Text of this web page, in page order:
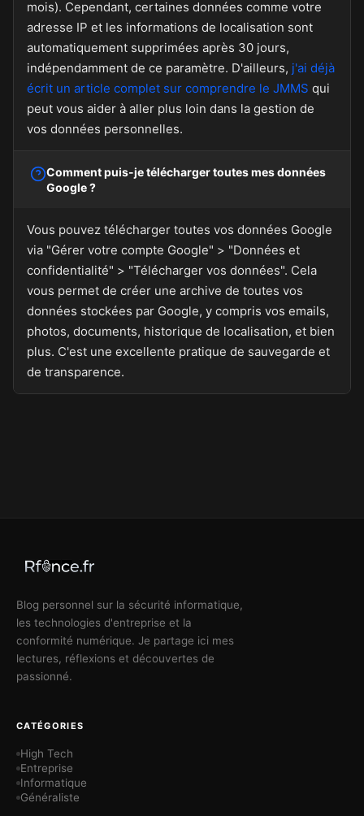
mois). Cependant, certaines données comme votre
adresse IP et les informations de localisation sont
automatiquement supprimées après 30 jours,
indépendamment de ce paramètre. D'ailleurs, j'ai déjà
écrit un article complet sur comprendre le JMMS qui
peut vous aider à aller plus loin dans la gestion de
vos données personnelles.
Comment puis-je télécharger toutes mes données
Google ?
Vous pouvez télécharger toutes vos données Google
via "Gérer votre compte Google" > "Données et
confidentialité" > "Télécharger vos données". Cela
vous permet de créer une archive de toutes vos
données stockées par Google, y compris vos emails,
photos, documents, historique de localisation, et bien
plus. C'est une excellente pratique de sauvegarde et
de transparence.
Blog personnel sur la sécurité informatique,
les technologies d'entreprise et la
conformité numérique. Je partage ici mes
lectures, réflexions et découvertes de
passionné.
CATÉGORIES
High Tech
Entreprise
Informatique
Généraliste